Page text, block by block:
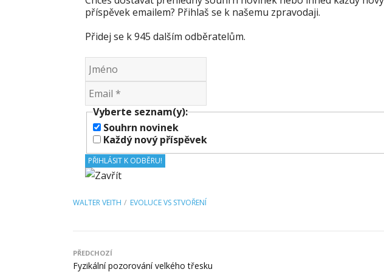
příspěvek emailem? Přihlaš se k našemu zpravodaji.
Přidej se k 945 dalším odběratelům.
Vyberte seznam(y):
Souhrn novinek
Každý nový příspěvek
WALTER VEITH EVOLUCE VS STVOŘENÍ
PŘEDCHOZÍ
Fyzikální pozorování velkého třesku